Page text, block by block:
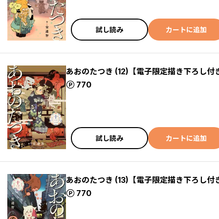
試し読み カートに追加
あおのたつき (12)【電子限定描き下ろし付
770
ポイント
試し読み カートに追加
あおのたつき (13)【電子限定描き下ろし付
770
ポイント